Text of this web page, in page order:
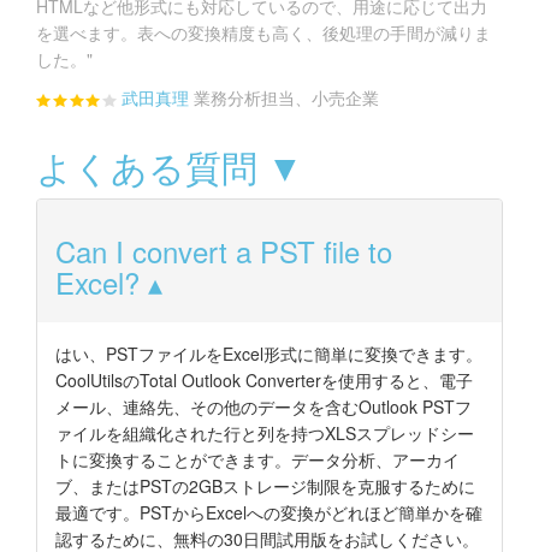
HTMLなど他形式にも対応しているので、用途に応じて出力
を選べます。表への変換精度も高く、後処理の手間が減りま
した。"
武田真理 業務分析担当、小売企業
よくある質問 ▼
Can I convert a PST file to
Excel?
はい、PSTファイルをExcel形式に簡単に変換できます。
CoolUtilsのTotal Outlook Converterを使用すると、電子
メール、連絡先、その他のデータを含むOutlook PSTフ
ァイルを組織化された行と列を持つXLSスプレッドシー
トに変換することができます。データ分析、アーカイ
ブ、またはPSTの2GBストレージ制限を克服するために
最適です。PSTからExcelへの変換がどれほど簡単かを確
認するために、無料の30日間試用版をお試しください。